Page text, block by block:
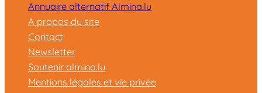
Annuaire alternatif Almina.lu
A propos du site
Contact
Newsletter
Soutenir almina.lu
Mentions légales et vie privée